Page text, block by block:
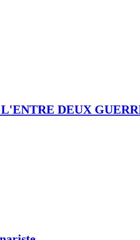
DEUX